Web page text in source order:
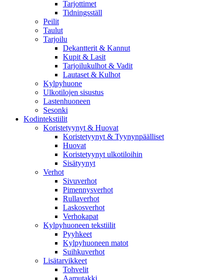
Tarjottimet
Tidningsställ
Peilit
Taulut
Tarjoilu
Dekantterit & Kannut
Kupit & Lasit
Tarjoilukulhot & Vadit
Lautaset & Kulhot
Kylpyhuone
Ulkotilojen sisustus
Lastenhuoneen
Sesonki
Kodintekstiilit
Koristetyynyt & Huovat
Koristetyynyt & Tyynynpäälliset
Huovat
Koristetyynyt ulkotiloihin
Sisätyynyt
Verhot
Sivuverhot
Pimennysverhot
Rullaverhot
Laskosverhot
Verhokapat
Kylpyhuoneen tekstiilit
Pyyhkeet
Kylpyhuoneen matot
Suihkuverhot
Lisätarvikkeet
Tohvelit
Aamutakki